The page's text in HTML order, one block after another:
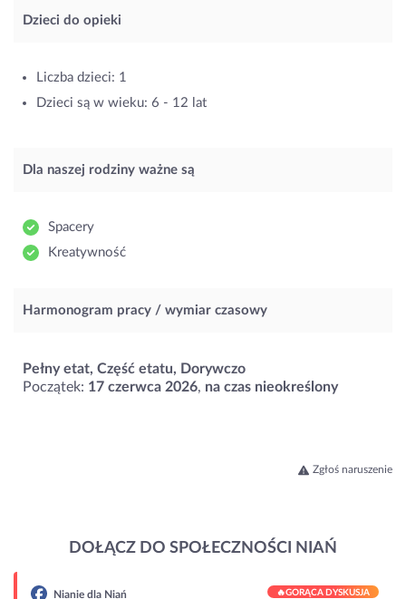
Dzieci do opieki
Liczba dzieci: 1
Dzieci są w wieku: 6 - 12 lat
Dla naszej rodziny ważne są
Spacery
Kreatywność
Harmonogram pracy / wymiar czasowy
Pełny etat, Część etatu, Dorywczo
Początek: 17 czerwca 2026, na czas nieokreślony
Zgłoś naruszenie
DOŁĄCZ DO SPOŁECZNOŚCI NIAŃ
Nianie dla Niań 🔥GORĄCA DYSKUSJA